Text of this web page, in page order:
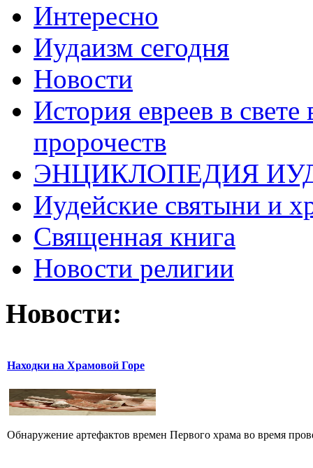
Интересно
Иудаизм сегодня
Новости
История евреев в
пророчеств
ЭНЦИКЛОПЕДИЯ
Иудейские святыни и
Священная книга
Новости религии
Новости:
Находки на Храмовой Горе
Обнаружение артефактов времен Первого храма во время